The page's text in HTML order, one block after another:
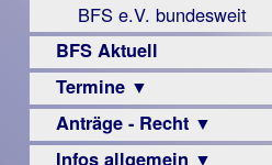
BFS e.V. bundesweit
BFS Aktuell
Termine ▼
Veranstaltungsprogramme
Anträge - Recht ▼
Archiv
Infos allgemein ▼